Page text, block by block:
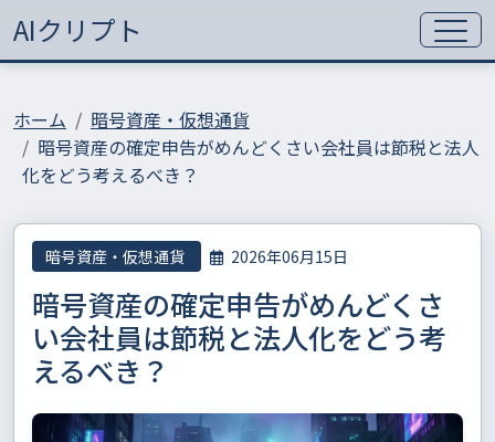
AIクリプト
ホーム
暗号資産・仮想通貨
暗号資産の確定申告がめんどくさい会社員は節税と法人
化をどう考えるべき？
暗号資産・仮想通貨 2026年06月15日
暗号資産の確定申告がめんどくさ
い会社員は節税と法人化をどう考
えるべき？